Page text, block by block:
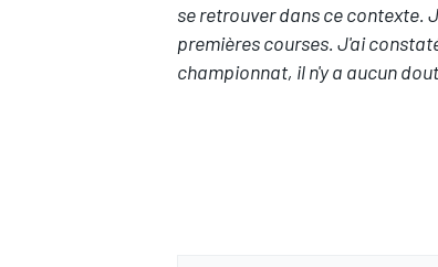
se retrouver dans ce contexte.
premières courses. J'ai
championnat, il n'y a aucun